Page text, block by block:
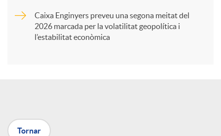
X
Caixa Enginyers preveu una segona meitat del
2026 marcada per la volatilitat geopolítica i
l’estabilitat econòmica
Tornar